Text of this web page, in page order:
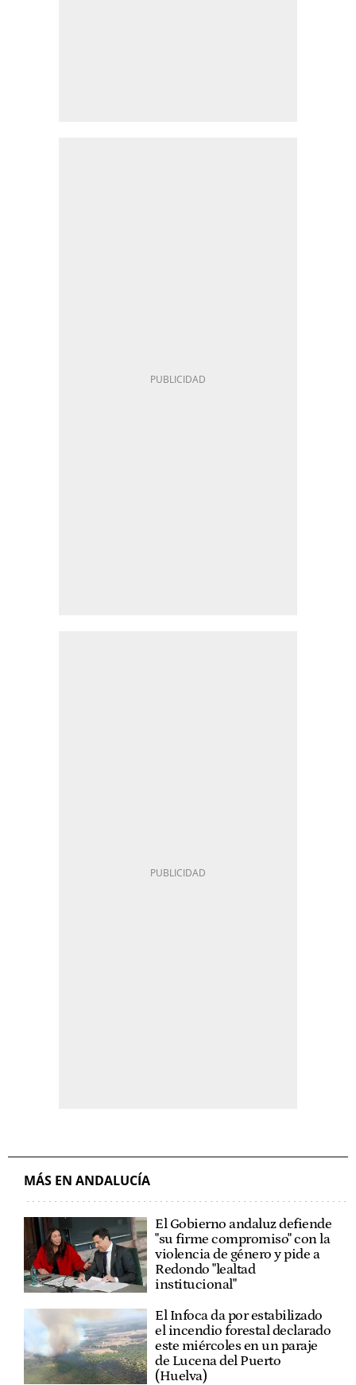
MÁS EN ANDALUCÍA
El Gobierno andaluz defiende
"su firme compromiso" con la
violencia de género y pide a
Redondo "lealtad
institucional"
El Infoca da por estabilizado
el incendio forestal declarado
este miércoles en un paraje
de Lucena del Puerto
(Huelva)